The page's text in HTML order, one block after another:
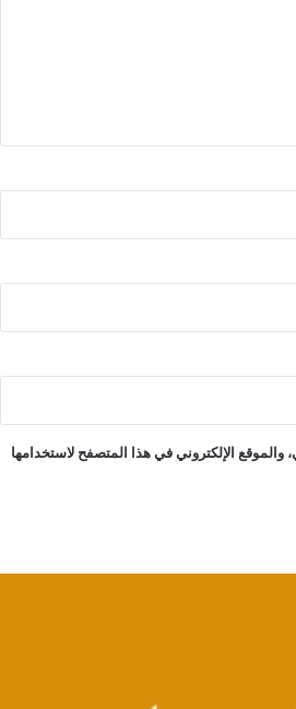
الإلكتروني في هذا المتصفح لاستخدامها